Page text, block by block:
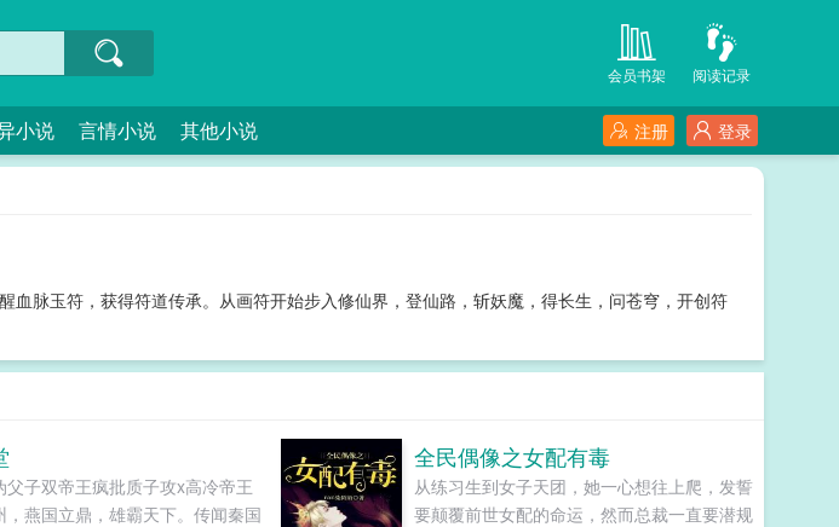
阅读记录
会员书架
小说 言情小说 其他小说 登录
注册
血脉玉符，获得符道传承。从画符开始步入修仙界，登仙路，斩妖魔，得长生，问苍穹，开创符
父子双帝王疯批质子攻x高冷帝王
，燕国立鼎，雄霸天下。传闻秦国
全民偶像之女配有毒
从练习生到女子天团，她一心想往上爬，发誓
要颠覆前世女配的命运，然而总裁一直要潜规